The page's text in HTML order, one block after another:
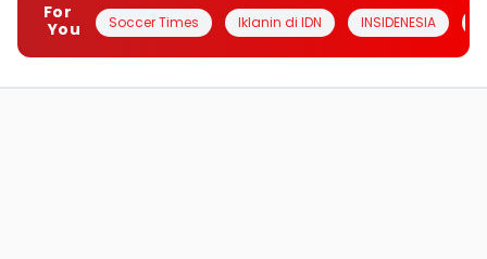
For
You
Soccer Times Iklanin di IDN INSIDENESIA